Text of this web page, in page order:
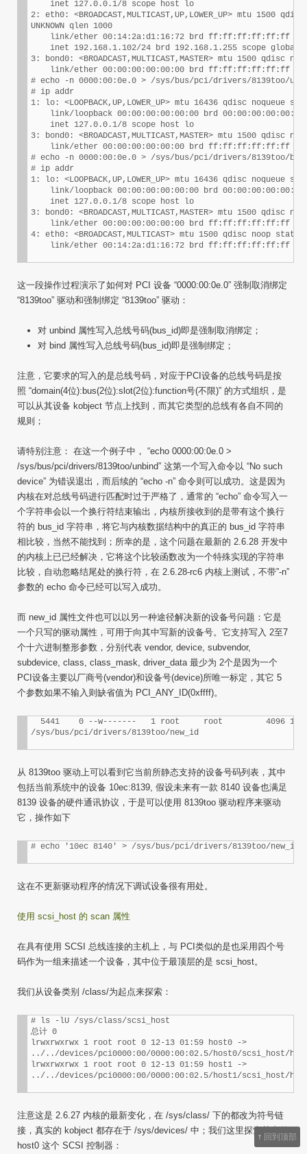
    inet 127.0.0.1/8 scope host lo
2: eth0: <BROADCAST,MULTICAST,UP,LOWER_UP> mtu 1500
UNKNOWN qlen 1000
    link/ether 00:14:2a:d1:16:72 brd ff:ff:ff:ff:ff:ff
inet 192.168.1.102/24 brd 192.168.1.255 scope global
3: bond0: <BROADCAST,MULTICAST,MASTER> mtu 1500 qdisc
    link/ether 00:00:00:00:00:00 brd ff:ff:ff:ff:ff:ff
# echo -n 0000:00:0e.0 > /sys/bus/pci/drivers/8139too/
# ip addr
1: lo: <LOOPBACK,UP,LOWER_UP> mtu 16436 qdisc noqueue state
    link/loopback 00:00:00:00:00:00 brd 00:00:00:00:00:00
    inet 127.0.0.1/8 scope host lo
3: bond0: <BROADCAST,MULTICAST,MASTER> mtu 1500 qdisc
    link/ether 00:00:00:00:00:00 brd ff:ff:ff:ff:ff:ff
# echo -n 0000:00:0e.0 > /sys/bus/pci/drivers/8139too/
# ip addr
1: lo: <LOOPBACK,UP,LOWER_UP> mtu 16436 qdisc noqueue state
    link/loopback 00:00:00:00:00:00 brd 00:00:00:00:00:00
    inet 127.0.0.1/8 scope host lo
3: bond0: <BROADCAST,MULTICAST,MASTER> mtu 1500 qdisc
    link/ether 00:00:00:00:00:00 brd ff:ff:ff:ff:ff:ff
4: eth0: <BROADCAST,MULTICAST> mtu 1500 qdisc noop state
    link/ether 00:14:2a:d1:16:72 brd ff:ff:ff:ff:ff:ff
这一段操作过程演示了如何对 PCI 设备 “0000:00:0e.0” 强制取消绑定
“8139too” 驱动和强制绑定 “8139too” 驱动：
对 unbind 属性写入总线号码(bus_id)即是强制取消绑定；
对 bind 属性写入总线号码(bus_id)即是强制绑定；
注意，它要求的写入的是总线号码，对应于PCI设备的总线号码是按
照 “domain(4位):bus(2位):slot(2位):function号(不限)” 的方式组织，是
可以从其设备 kobject 节点上找到，而其它类型的总线有各自不同的
规则；
请特别注意： 在这一个例子中， “echo 0000:00:0e.0 >
/sys/bus/pci/drivers/8139too/unbind” 这第一个写入命令以 “No such
device” 为错误退出，而后续的 “echo -n” 命令则可以成功。这是因为
内核在对总线号码进行匹配时过于严格了，通常的 “echo” 命令写入一
个字符串会以一个换行符结束输出，内核所接收到的是带有这个换行
符的 bus_id 字符串，将它与内核数据结构中的真正的 bus_id 字符串
相比较，当然不能找到；所幸的是，这个问题在最新的 2.6.28 开发中
的内核上已已经解决，它将这个比较函数改为一个特殊实现的字符串
比较，自动忽略结尾处的换行符，在 2.6.28-rc6 内核上测试，不带”-n”
参数的 echo 命令已经可以写入成功。
而 new_id 属性文件也可以以另一种途径解决新的设备号问题：它是
一个只写的驱动属性，可用于向其中写新的设备号。它支持写入 2至7
个十六进制整形参数，分别代表 vendor, device, subvendor,
subdevice, class, class_mask, driver_data 最少为 2个是因为一个
PCI设备主要以厂商号(vendor)和设备号(device)所唯一标定，其它 5
个参数如果不输入则缺省值为 PCI_ANY_ID(0xffff)。
5441    0 --w-------   1 root     root         4096 12
/sys/bus/pci/drivers/8139too/new_id
从 8139too 驱动上可以看到它当前所静态支持的设备号码列表，其中
包括当前系统中的设备 10ec:8139, 假设未来有一款 8140 设备也满足
8139 设备的硬件通讯协议，于是可以使用 8139too 驱动程序来驱动
它，操作如下
# echo '10ec 8140' > /sys/bus/pci/drivers/8139too/new_id
这在不更新驱动程序的情况下调试设备很有用处。
使用 scsi_host 的 scan 属性
在具有使用 SCSI 总线连接的主机上，与 PCI类似的是也采用四个号
码作为一组来描述一个设备，其中位于最顶层的是 scsi_host。
我们从设备类别 /class/为起点来探索：
# ls -lU /sys/class/scsi_host
总计 0
lrwxrwxrwx 1 root root 0 12-13 01:59 host0 ->
../../devices/pci0000:00/0000:00:02.5/host0/scsi_host/
lrwxrwxrwx 1 root root 0 12-13 01:59 host1 ->
../../devices/pci0000:00/0000:00:02.5/host1/scsi_host/
注意这是 2.6.27 内核的最新变化，在 /sys/class/ 下的都改为符号链
接，真实的 kobject 都存在于 /sys/devices/ 中；我们这里探索其中的
host0 这个 SCSI 控制器：
↑ 回到顶部